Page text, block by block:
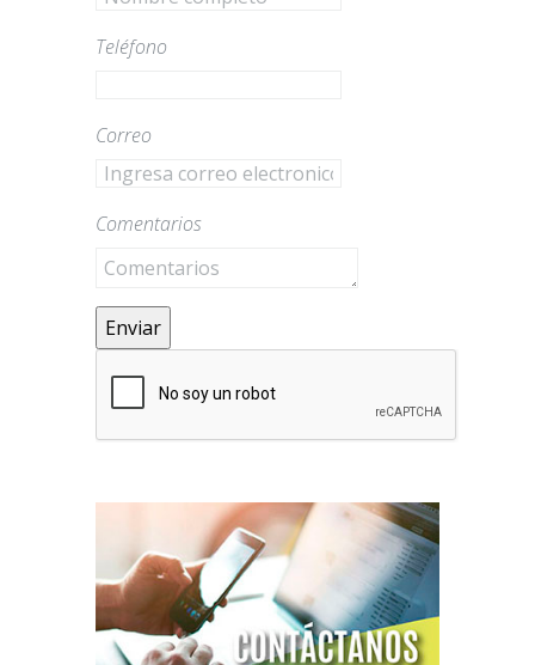
Teléfono
Correo
Comentarios
Enviar